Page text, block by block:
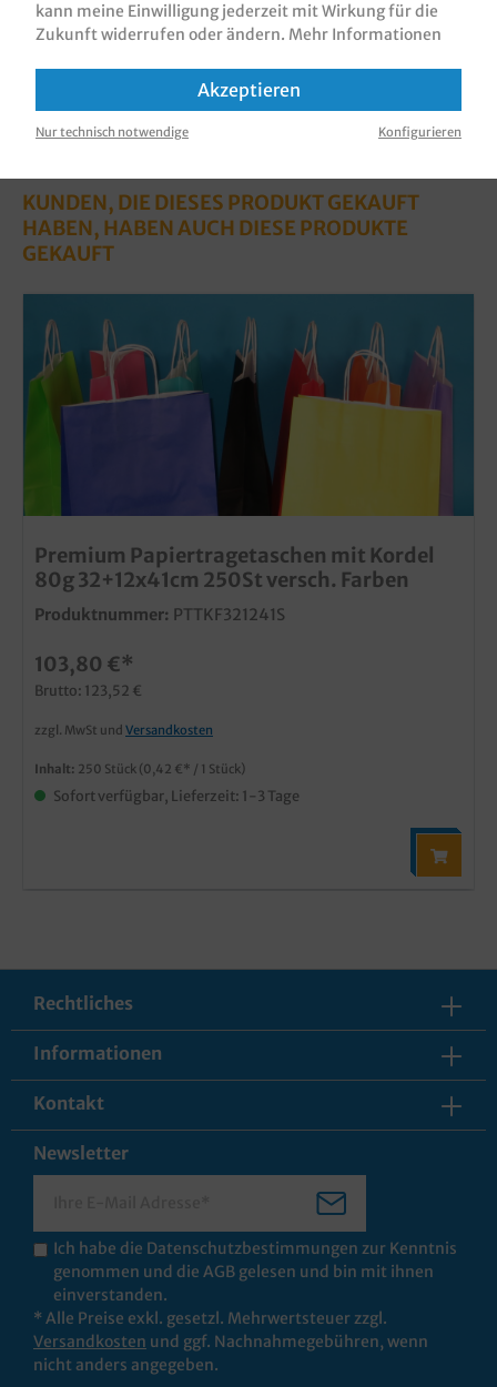
KUNDEN, DIE DIESES PRODUKT GEKAUFT
HABEN, HABEN AUCH DIESE PRODUKTE
GEKAUFT
Premium Papiertragetaschen mit Kordel
80g 32+12x41cm 250St versch. Farben
Produktnummer: PTTKF321241S
103,80 €*
Brutto: 123,52 €
zzgl. MwSt und Versandkosten
Inhalt: 250 Stück (0,42 €* / 1 Stück)
Sofort verfügbar, Lieferzeit: 1-3 Tage
Rechtliches
Informationen
Kontakt
Newsletter
Ich habe die Datenschutzbestimmungen zur Kenntnis
genommen und die AGB gelesen und bin mit ihnen
einverstanden.
* Alle Preise exkl. gesetzl. Mehrwertsteuer zzgl.
Versandkosten und ggf. Nachnahmegebühren, wenn
nicht anders angegeben.
kann meine Einwilligung jederzeit mit Wirkung für die
Zukunft widerrufen oder ändern. Mehr Informationen
Akzeptieren
Nur technisch notwendige Konfigurieren